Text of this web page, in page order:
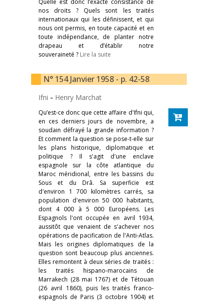
Quelle est donc l’exacte consistance de
nos droits ? Quels sont les traités
internationaux qui les définissent, et qui
nous ont permis, en toute capacité et en
toute indépendance, de planter notre
drapeau et d’établir notre
souveraineté ? Lire la suite
N° 154 Janvier 1958 - p. 42-58
Ifni - Henry Marchat
Qu’est-ce donc que cette affaire d'Ifni qui,
en ces derniers jours de novembre, a
soudain défrayé la grande information ?
Et comment la question se pose-t-elle sur
les plans historique, diplomatique et
politique ? Il s'agit d'une enclave
espagnole sur la côte atlantique du
Maroc méridional, entre les bassins du
Sous et du Drâ. Sa superficie est
d'environ 1 700 kilomètres carrés, sa
population d'environ 50 000 habitants,
dont 4 000 à 5 000 Européens. Les
Espagnols l'ont occupée en avril 1934,
aussitôt que venaient de s'achever nos
opérations de pacification de l'Anti-Atlas.
Mais les origines diplomatiques de la
question sont beaucoup plus anciennes.
Elles remontent à deux séries de traités :
les traités hispano-marocains de
Marrakech (28 mai 1767) et de Tétouan
(26 avril 1860), puis les traités franco-
espagnols de Paris (3 octobre 1904) et